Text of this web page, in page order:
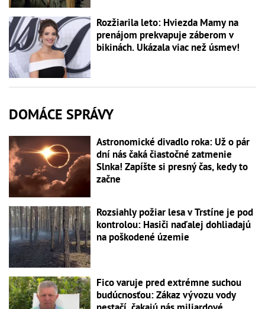
Rozžiarila leto: Hviezda Mamy na
prenájom prekvapuje záberom v
bikinách. Ukázala viac než úsmev!
DOMÁCE SPRÁVY
Astronomické divadlo roka: Už o pár
dní nás čaká čiastočné zatmenie
Slnka! Zapíšte si presný čas, kedy to
začne
Rozsiahly požiar lesa v Trstíne je pod
kontrolou: Hasiči naďalej dohliadajú
na poškodené územie
Fico varuje pred extrémne suchou
budúcnosťou: Zákaz vývozu vody